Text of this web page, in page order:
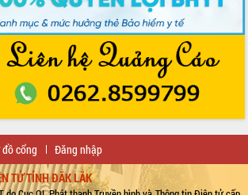
đồ cổng Đăng nhập
TỬ TỈNH ĐẮK LẮK